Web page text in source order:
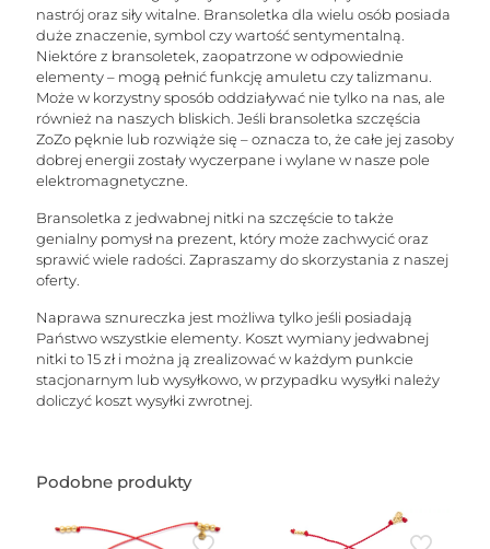
nastrój oraz siły witalne. Bransoletka dla wielu osób posiada
duże znaczenie, symbol czy wartość sentymentalną.
Niektóre z bransoletek, zaopatrzone w odpowiednie
elementy – mogą pełnić funkcję amuletu czy talizmanu.
Może w korzystny sposób oddziaływać nie tylko na nas, ale
również na naszych bliskich. Jeśli bransoletka szczęścia
ZoZo pęknie lub rozwiąże się – oznacza to, że całe jej zasoby
dobrej energii zostały wyczerpane i wylane w nasze pole
elektromagnetyczne.
Bransoletka z jedwabnej nitki na szczęście to także
genialny pomysł na prezent, który może zachwycić oraz
sprawić wiele radości. Zapraszamy do skorzystania z naszej
oferty.
Naprawa sznureczka jest możliwa tylko jeśli posiadają
Państwo wszystkie elementy. Koszt wymiany jedwabnej
nitki to 15 zł i można ją zrealizować w każdym punkcie
stacjonarnym lub wysyłkowo, w przypadku wysyłki należy
doliczyć koszt wysyłki zwrotnej.
Podobne produkty